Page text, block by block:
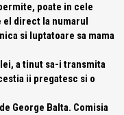
poate in cele
el direct la numarul
si luptatoare sa mama
a tinut sa-i transmita
ii pregatesc si o
George Balta. Comisia